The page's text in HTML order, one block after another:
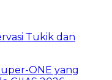
Tukik dan